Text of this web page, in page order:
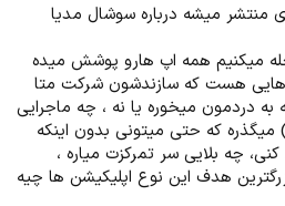
میشه درباره سوشال مدیا
میکنیم همه اپ هارو پوشش میده
هایی هست که سازندشون شرکت متا
به دردمون میخوره یا نه ، چه ماجرایی
میگذره که حتی میتونی بدون اینکه
چه بلایی سر تمرکزت میاره ،
هدف این نوع اپلیکیشن ها چیه